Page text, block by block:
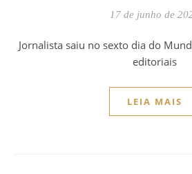
17 de junho de
Jornalista saiu no sexto dia do Mundial após divergências
editoriais
LEIA MAIS